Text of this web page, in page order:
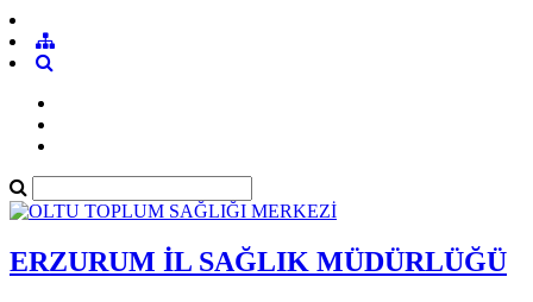
ERZURUM İL SAĞLIK MÜDÜRLÜĞÜ